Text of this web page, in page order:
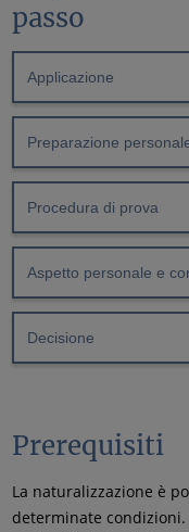
passo
Applicazione
Preparazione
Procedura di prova
Aspetto personale e
Decisione
Prerequisiti
La naturalizzazione è
determinate